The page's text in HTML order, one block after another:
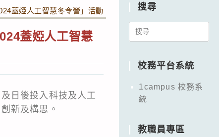
蓋婭人工智慧冬令營」活動
蓋婭人工智慧
日後投入科技及人工
新及構思。
搜尋
Search
校務平台系統
1campus 校務系
統
教職員專區